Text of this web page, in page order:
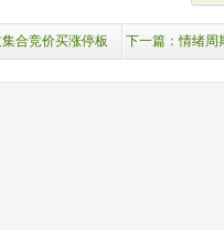
合竞价买涨停板 下一篇：情绪周